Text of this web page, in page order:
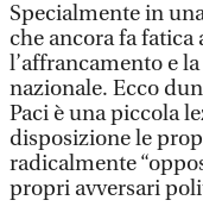
Specialmente in
che ancora fa
l’affrancamento e
nazionale. Ecco
Paci è una piccola
disposizione le
radicalmente
propri avversari